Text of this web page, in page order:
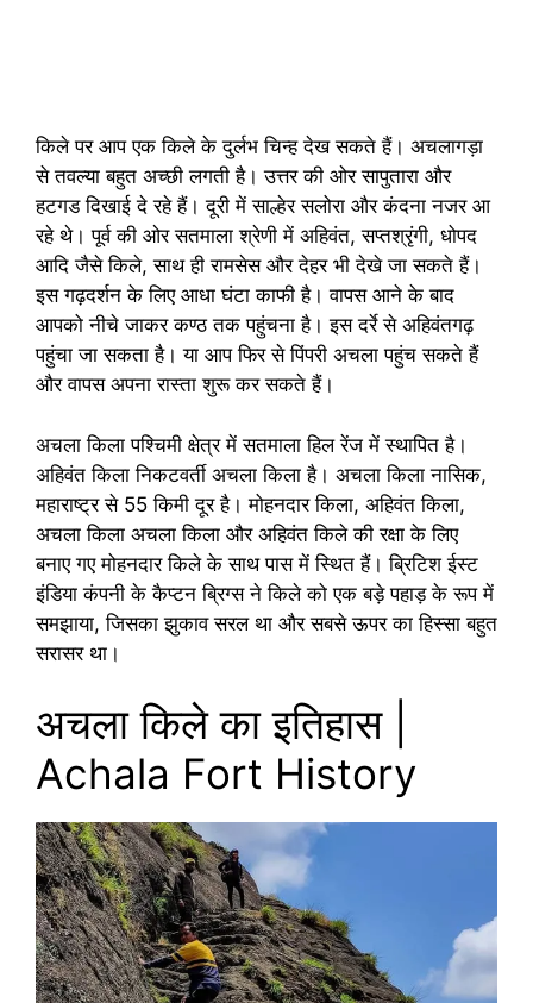
किले पर आप एक किले के दुर्लभ चिन्ह देख सकते हैं। अचलागड़ा
से तवल्या बहुत अच्छी लगती है। उत्तर की ओर सापुतारा और
हटगड दिखाई दे रहे हैं। दूरी में साल्हेर सलोरा और कंदना नजर आ
रहे थे। पूर्व की ओर सतमाला श्रेणी में अहिवंत, सप्तश्रृंगी, धोपद
आदि जैसे किले, साथ ही रामसेस और देहर भी देखे जा सकते हैं।
इस गढ़दर्शन के लिए आधा घंटा काफी है। वापस आने के बाद
आपको नीचे जाकर कण्ठ तक पहुंचना है। इस दर्रे से अहिवंतगढ़
पहुंचा जा सकता है। या आप फिर से पिंपरी अचला पहुंच सकते हैं
और वापस अपना रास्ता शुरू कर सकते हैं।
अचला किला पश्चिमी क्षेत्र में सतमाला हिल रेंज में स्थापित है।
अहिवंत किला निकटवर्ती अचला किला है। अचला किला नासिक,
महाराष्ट्र से 55 किमी दूर है। मोहनदार किला, अहिवंत किला,
अचला किला अचला किला और अहिवंत किले की रक्षा के लिए
बनाए गए मोहनदार किले के साथ पास में स्थित हैं। ब्रिटिश ईस्ट
इंडिया कंपनी के कैप्टन ब्रिग्स ने किले को एक बड़े पहाड़ के रूप में
समझाया, जिसका झुकाव सरल था और सबसे ऊपर का हिस्सा बहुत
सरासर था।
अचला किले का इतिहास |
Achala Fort History